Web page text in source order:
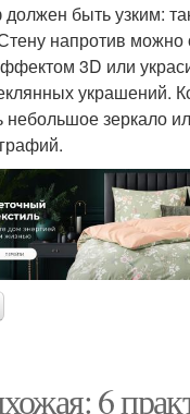
быть узким:
напротив можно
3D или
украшений.
зеркало
6